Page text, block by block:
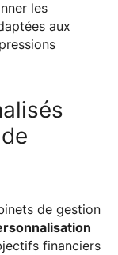
les
aux
de gestion
financiers